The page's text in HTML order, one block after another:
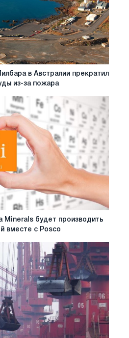
в Австралии прекратил
из-за пожара
Minerals будет производить
вместе с Posco